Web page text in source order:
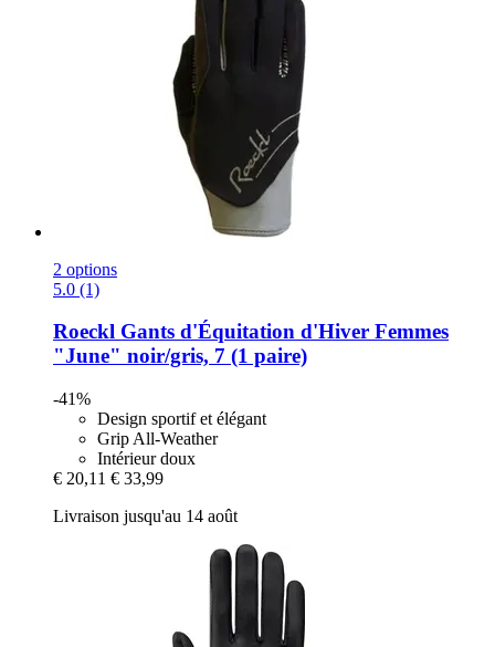
2 options
5.0 (1)
Roeckl Gants d'Équitation d'Hiver Femmes
"June" noir/gris, 7 (1 paire)
-41%
Design sportif et élégant
Grip All-Weather
Intérieur doux
€ 20,11 € 33,99
Livraison jusqu'au 14 août